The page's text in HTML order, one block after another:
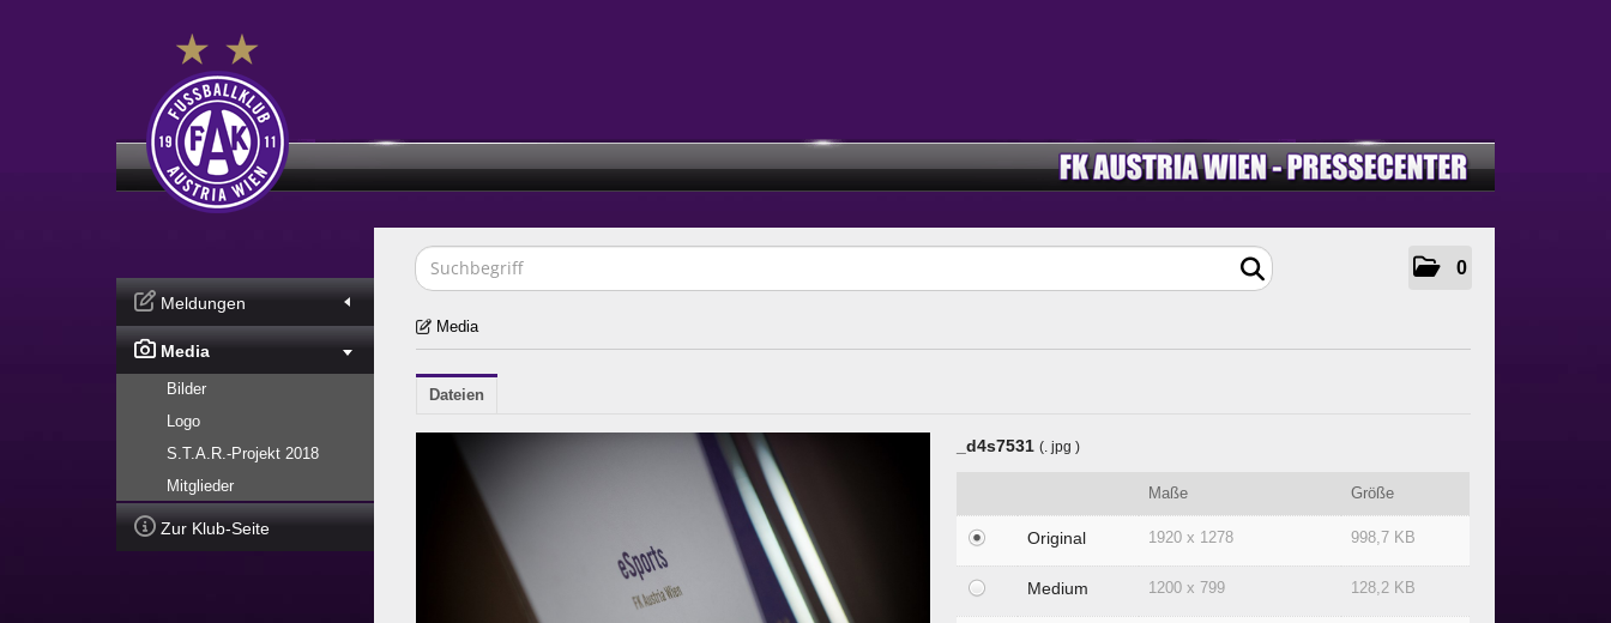
0
Meldungen
Media
Bilder
Logo
S.T.A.R.-Projekt 2018
Mitglieder
Zur Klub-Seite
Media
Dateien
_d4s7531(. jpg )
Maße Größe
Original 1920 x 1278 998,7 KB
Medium 1200 x 799 128,2 KB